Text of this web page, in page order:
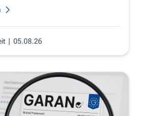
| 05.08.26